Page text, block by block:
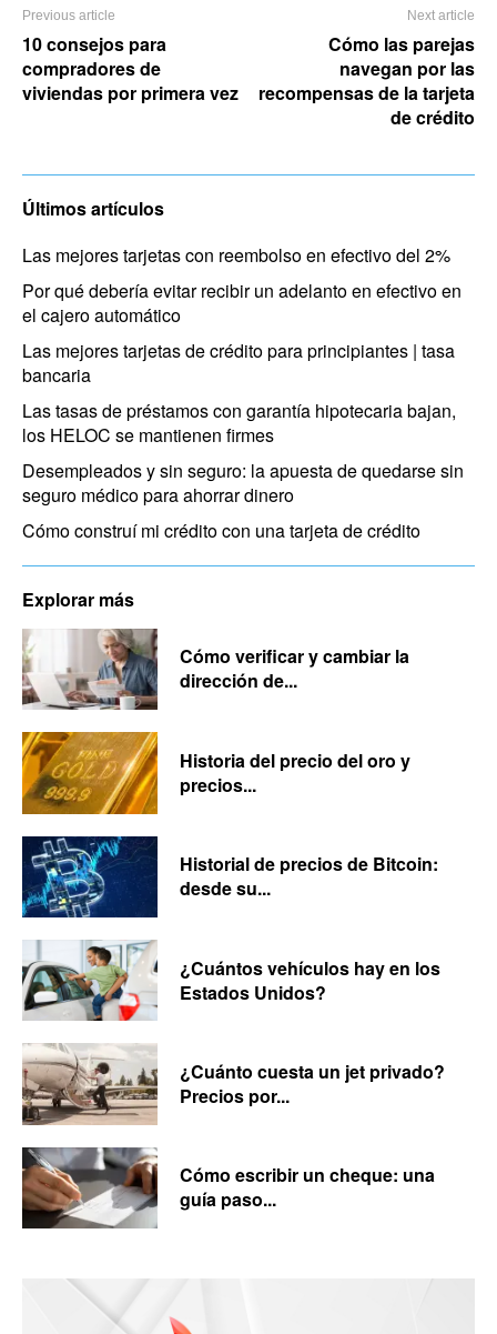
Previous article
10 consejos para
compradores de
viviendas por primera vez
Next article
Cómo las parejas
navegan por las
recompensas de la tarjeta
de crédito
Últimos artículos
Las mejores tarjetas con reembolso en efectivo del 2%
Por qué debería evitar recibir un adelanto en efectivo en
el cajero automático
Las mejores tarjetas de crédito para principiantes | tasa
bancaria
Las tasas de préstamos con garantía hipotecaria bajan,
los HELOC se mantienen firmes
Desempleados y sin seguro: la apuesta de quedarse sin
seguro médico para ahorrar dinero
Cómo construí mi crédito con una tarjeta de crédito
Explorar más
Cómo verificar y cambiar la
dirección de...
Historia del precio del oro y
precios...
Historial de precios de Bitcoin:
desde su...
¿Cuántos vehículos hay en los
Estados Unidos?
¿Cuánto cuesta un jet privado?
Precios por...
Cómo escribir un cheque: una
guía paso...